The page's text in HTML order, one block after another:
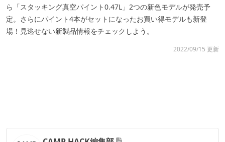
ら「スタッキング真空パイント0.47L」2つの新色モデルが発売予
定。さらにパイント4本がセットになったお買い得モデルも新登
場！見逃せない新製品情報をチェックしよう。
2022/09/15 更新